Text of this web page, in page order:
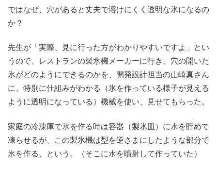
ではなぜ、穴があると丈夫で溶けにくく透明な氷になるの
か？
先生が「実際、見に行った方がわかりやすいですよ」とい
うので、レストランの製氷機メーカーに行き、穴の開いた
氷がどのようにできるのかを、開発設計担当の山崎真さん
に、特別に仕組みがわかる（氷を作っている様子が見える
ように透明になっている）機械を使い、見せてもらった。
家庭の冷凍庫で氷を作る時は容器（製氷皿）に水を貯めて
凍らせるが、この製氷機は型を逆さまにしたような部分で
氷を作る、という。（そこに水を噴射して作っていた）